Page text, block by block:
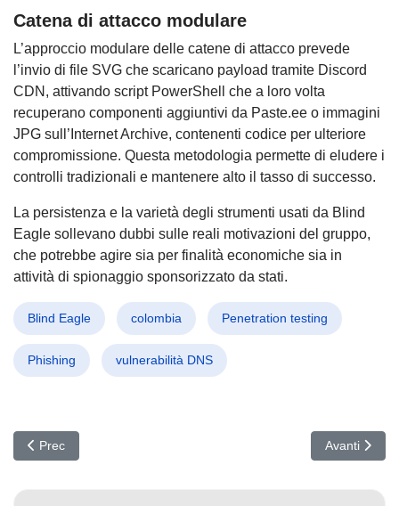
Catena di attacco modulare
L’approccio modulare delle catene di attacco prevede
l’invio di file SVG che scaricano payload tramite Discord
CDN, attivando script PowerShell che a loro volta
recuperano componenti aggiuntivi da Paste.ee o immagini
JPG sull’Internet Archive, contenenti codice per ulteriore
compromissione. Questa metodologia permette di eludere i
controlli tradizionali e mantenere alto il tasso di successo.
La persistenza e la varietà degli strumenti usati da Blind
Eagle sollevano dubbi sulle reali motivazioni del gruppo,
che potrebbe agire sia per finalità economiche sia in
attività di spionaggio sponsorizzato da stati.
Blind Eagle colombia Penetration testing
Phishing vulnerabilità DNS
Articolo precedente: Nx sotto attacco: Furto massivo di
Prec Articolo
Avanti